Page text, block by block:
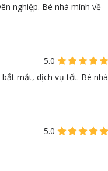
nghiệp. Bé nhà mình về
5.0
mắt, dịch vụ tốt. Bé nhà
5.0